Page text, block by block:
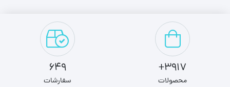
3917+
محصولات
649
سفارشات